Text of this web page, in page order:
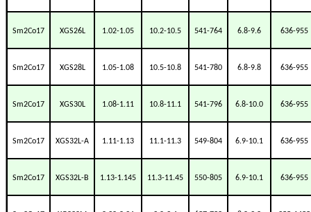
Sm2Co17 XGS26L 1.02-1.05 10.2-10.5 541-764 6.8-9.6 636-955
Sm2Co17 XGS28L 1.05-1.08 10.5-10.8 541-780 6.8-9.8 636-955
Sm2Co17 XGS30L 1.08-1.11 10.8-11.1 541-796 6.8-10.0 636-955
Sm2Co17 XGS32L-A 1.11-1.13 11.1-11.3 549-804 6.9-10.1 636-955
Sm2Co17 XGS32L-B 1.13-1.145 11.3-11.45 550-805 6.9-10.1 636-955